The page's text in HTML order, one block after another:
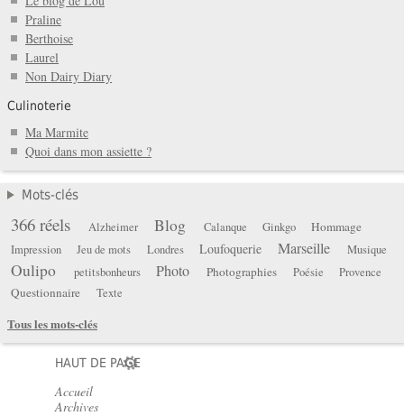
Praline
Berthoise
Laurel
Non Dairy Diary
Culinoterie
Ma Marmite
Quoi dans mon assiette ?
Mots-clés
366 réels Alzheimer Blog Calanque Ginkgo Hommage
Impression Jeu de mots Londres Loufoquerie Marseille Musique
Oulipo petitsbonheurs Photo Photographies Poésie Provence
Questionnaire Texte
Tous les mots-clés
HAUT DE PAGE
Accueil
Archives